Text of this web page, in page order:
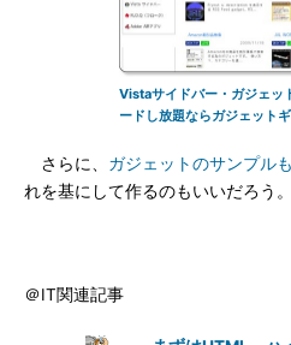
Vistaサイドバー・ガジェッ
ードし放題ならガジェット
さらに、 ガジェットのサンプル
れを基にして作るのもいいだろう。
＠IT関連記事